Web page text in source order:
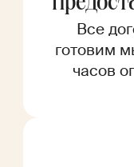
Все
готовим
часов